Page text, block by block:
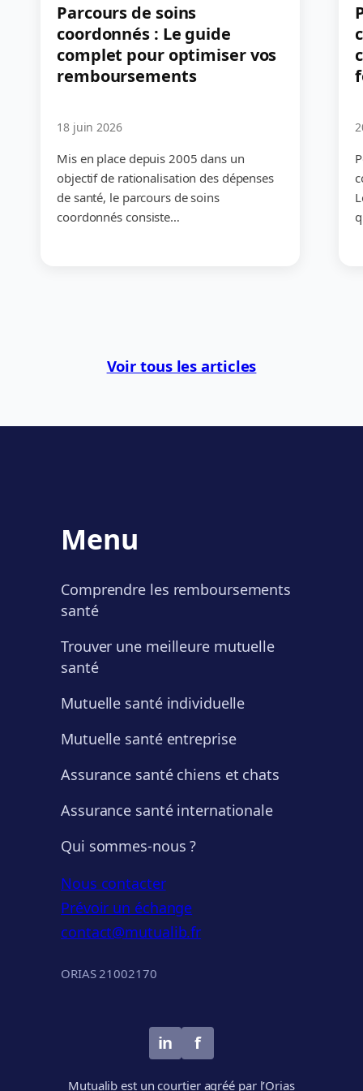
Parcours de soins
coordonnés : Le guide
complet pour optimiser vos
remboursements
18 juin 2026
Mis en place depuis 2005 dans un
objectif de rationalisation des dépenses
de santé, le parcours de soins
coordonnés consiste…
Voir tous les articles
Menu
Comprendre les remboursements
santé
Trouver une meilleure mutuelle
santé
Mutuelle santé individuelle
Mutuelle santé entreprise
Assurance santé chiens et chats
Assurance santé internationale
Qui sommes-nous ?
Nous contacter
Prévoir un échange
contact@mutualib.fr
ORIAS 21002170
in f
Mutualib est un courtier agréé par l’Orias